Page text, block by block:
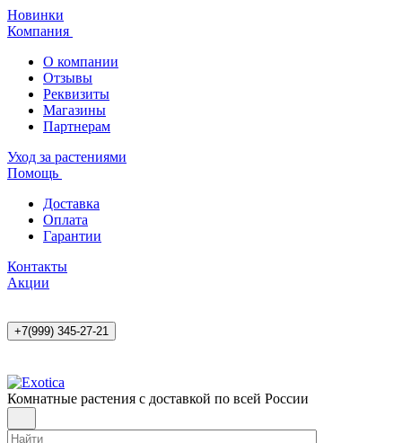
Новинки
Компания
О компании
Отзывы
Реквизиты
Магазины
Партнерам
Уход за растениями
Помощь
Доставка
Оплата
Гарантии
Контакты
Акции
+7(999) 345-27-21
Комнатные растения с доставкой по всей России